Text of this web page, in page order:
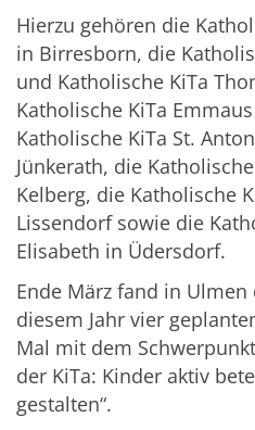
Hierzu gehören die
in Birresborn, die
und Katholische KiTa
Katholische KiTa
Katholische KiTa St.
Jünkerath, die
Kelberg, die Katholische
Lissendorf sowie die
Elisabeth in Üdersdorf.
Ende März fand in
diesem Jahr vier
Mal mit dem
der KiTa: Kinder aktiv
gestalten“.